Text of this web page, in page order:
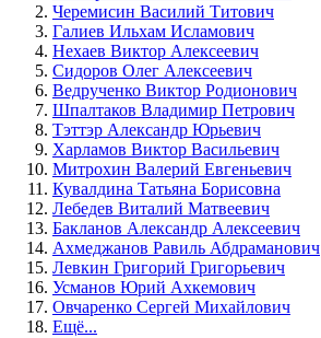
Черемисин Василий Титович
Галиев Ильхам Исламович
Нехаев Виктор Алексеевич
Сидоров Олег Алексеевич
Ведрученко Виктор Родионович
Шпалтаков Владимир Петрович
Тэттэр Александр Юрьевич
Харламов Виктор Васильевич
Митрохин Валерий Евгеньевич
Кувалдина Татьяна Борисовна
Лебедев Виталий Матвеевич
Бакланов Александр Алексеевич
Ахмеджанов Равиль Абдраманович
Левкин Григорий Григорьевич
Усманов Юрий Ахкемович
Овчаренко Сергей Михайлович
Ещё...